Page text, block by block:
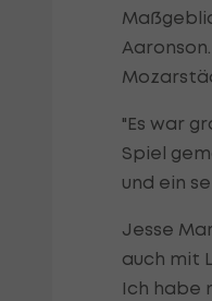
"Es war
Spiel
und ein
Jesse
auch mit
Ich habe